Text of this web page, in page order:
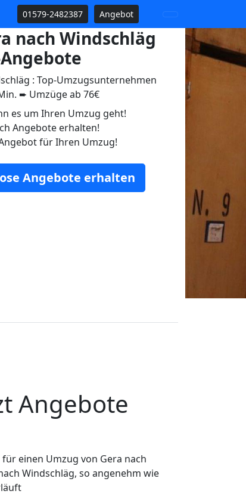
01579-2482387 Angebot
nach Windschläg
: Top-Umzugsunternehmen
➨ Umzüge ab 76€
es um Ihren Umzug geht!
Angebote erhalten!
für Ihren Umzug!
Angebote erhalten
Angebote
einen Umzug von Gera nach
Windschläg, so angenehm wie